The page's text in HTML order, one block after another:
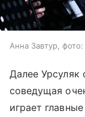
Анна Завтур,
Далее Урсуляк
соведущая
играет